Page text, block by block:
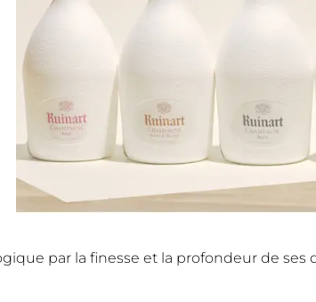
par la finesse et la profondeur de ses